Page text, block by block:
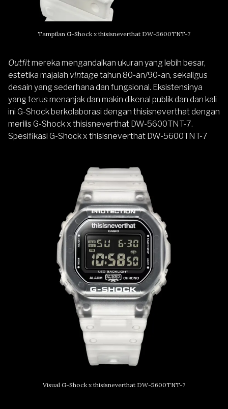
Tampilan G-Shock x thisisneverthat DW-5600TNT-7
Outfitmereka mengandalkan ukuran yang lebih besar,
estetika majalah vintagetahun 80-an/90-an, sekaligus
desain yang sederhana dan fungsional. Eksistensinya
yang terus menanjak dan makin dikenal publik dan dan kali
ini G-Shock berkolaborasi dengan thisisneverthat dengan
merilisG-Shock x thisisneverthat DW-5600TNT-7.
Spesifikasi G-Shock x thisisneverthat DW-5600TNT-7
Visual G-Shock x thisisneverthat DW-5600TNT-7